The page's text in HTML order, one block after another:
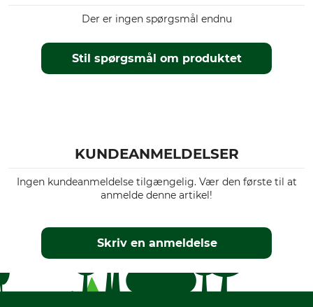
Stil spørgsmål om produktet
Der er ingen spørgsmål endnu
KUNDEANMELDELSER
Ingen kundeanmeldelse tilgængelig. Vær den første til at
anmelde denne artikel!
Skriv en anmeldelse